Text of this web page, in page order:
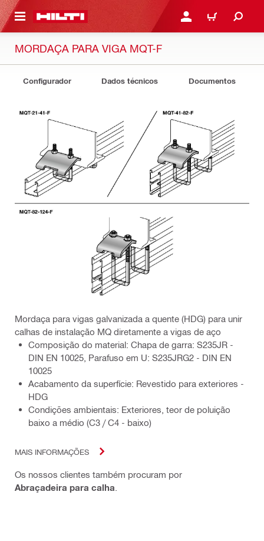
CONTENT ENTRAR OU REGISTAR
CARRINHO
MORDAÇA PARA VIGA MQT-F
Configurador Dados técnicos Documentos
Mordaça para vigas galvanizada a quente (HDG) para unir
calhas de instalação MQ diretamente a vigas de aço
Composição do material: Chapa de garra: S235JR -
DIN EN 10025, Parafuso em U: S235JRG2 - DIN EN
10025
Acabamento da superfície: Revestido para exteriores -
HDG
Condições ambientais: Exteriores, teor de poluição
baixo a médio (C3 / C4 - baixo)
MAIS INFORMAÇÕES
Os nossos clientes também procuram por
Abraçadeira para calha